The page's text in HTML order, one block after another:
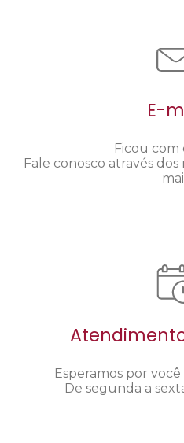
E-
Ficou com
Fale conosco através
Esperamos por
De segunda a